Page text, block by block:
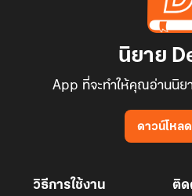
นิยาย
App ที่จะทำให้คุณอ่านนิย
ดาวน์โหล
วิธีการใช้งาน ติด